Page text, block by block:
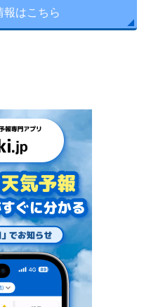
報はこちら